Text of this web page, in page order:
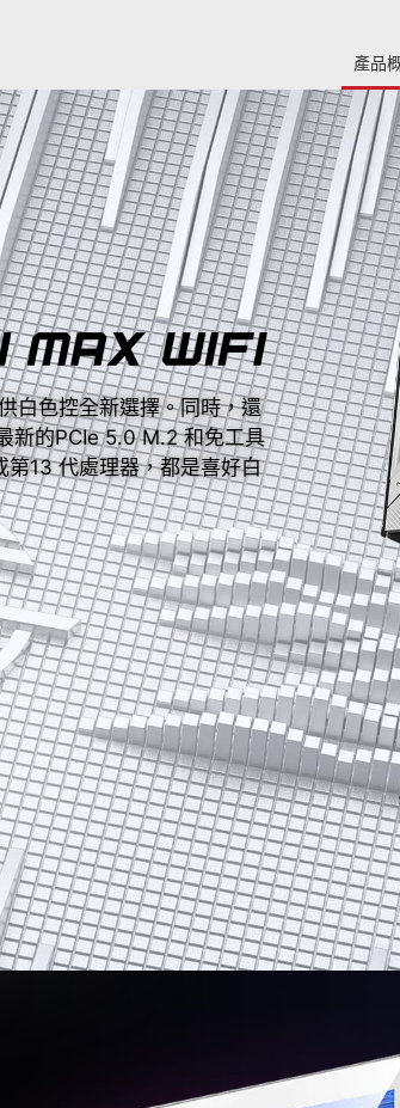
產品
白色控全新選擇。同時，還
新的PCIe 5.0 M.2 和免工具
13 代處理器，都是喜好白